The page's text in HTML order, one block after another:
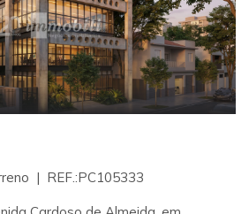
| REF.:PC105333